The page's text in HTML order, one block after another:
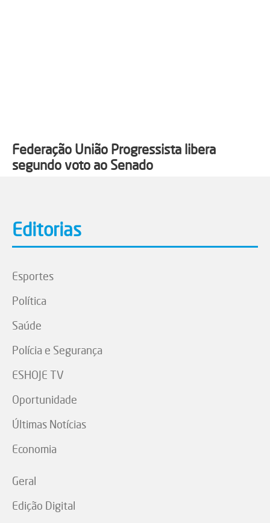
Federação União Progressista libera
segundo voto ao Senado
Editorias
Esportes
Política
Saúde
Polícia e Segurança
ESHOJE TV
Oportunidade
Últimas Notícias
Economia
Geral
Edição Digital